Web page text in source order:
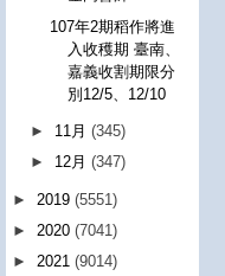
107年2期稻作將進
入收穫期 臺南、
嘉義收割期限分
別12/5、12/10
► 11月(345)
► 12月(347)
► 2019 (5551)
► 2020 (7041)
► 2021 (9014)